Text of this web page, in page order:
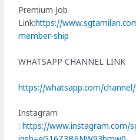
Premium Job
Link:https://
member-ship
WHATSAPP CHANNEL LINK
https://whatsapp.com/
Instagram
:https://www.instagram.com/